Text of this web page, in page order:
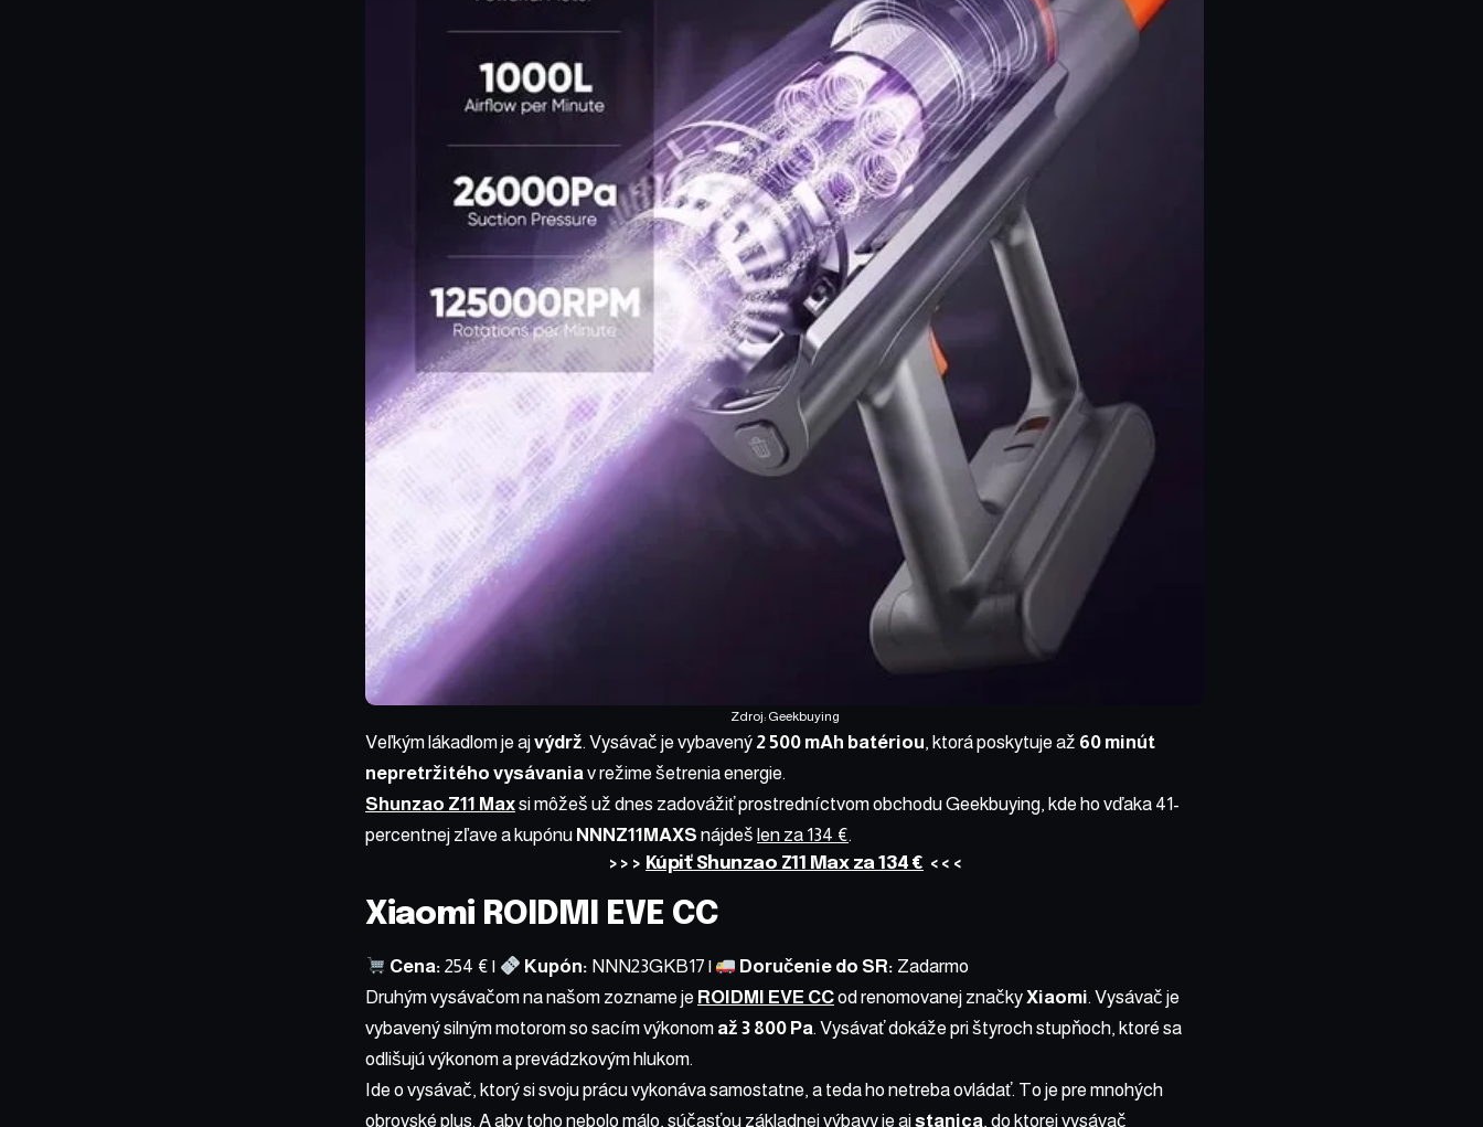
Zdroj: Geekbuying
Veľkým lákadlom je ajvýdrž. Vysávač je vybavený 2 500 mAh batériou, ktorá poskytuje až 60 minút
nepretržitého vysávania v režime šetrenia energie.
Shunzao Z11 Maxsi môžeš už dnes zadovážiť prostredníctvom obchodu Geekbuying, kde ho vďaka 41-
percentnej zľave a kupónu NNNZ11MAXS nájdeš len za 134 €.
>>> Kúpiť Shunzao Z11 Max za 134 € <<<
Xiaomi ROIDMI EVE CC
Cena: 254 € | Kupón: NNN23GKB17 | Doručenie do SR: Zadarmo
Druhým vysávačom na našom zozname je ROIDMI EVE CCod renomovanej značkyXiaomi. Vysávač je
vybavený silným motorom so sacím výkonom až 3 800 Pa. Vysávať dokáže pri štyroch stupňoch, ktoré sa
odlišujú výkonom a prevádzkovým hlukom.
Ide o vysávač, ktorý si svoju prácu vykonáva samostatne, a teda ho netreba ovládať. To je pre mnohých
obrovské plus. A aby toho nebolo málo, súčasťou základnej výbavy je ajstanica, do ktorej vysávač